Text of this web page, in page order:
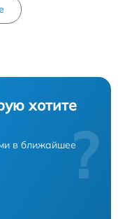
хотите
в ближайшее?